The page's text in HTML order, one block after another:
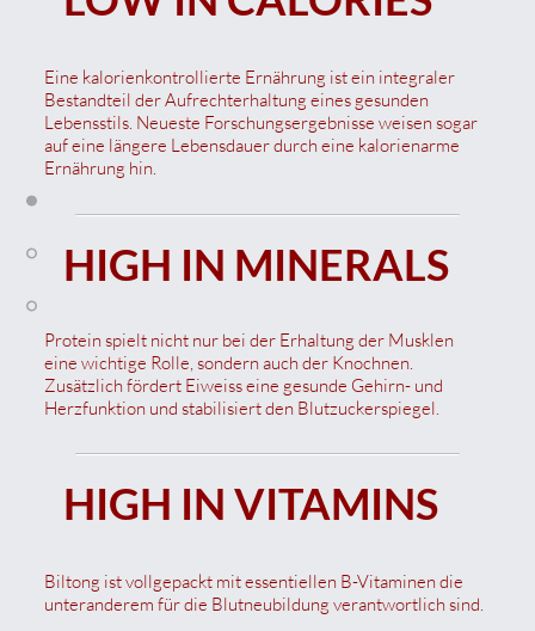
Eine kalorienkontrollierte Ernährung ist ein integraler
Bestandteil der Aufrechterhaltung eines gesunden
Lebensstils. Neueste Forschungsergebnisse weisen sogar
auf eine längere Lebensdauer durch eine kalorienarme
Ernährung hin.
HIGH IN MINERALS
Protein spielt nicht nur bei der Erhaltung der Musklen
eine wichtige Rolle, sondern auch der Knochnen.
Zusätzlich fördert Eiweiss eine gesunde Gehirn- und
Herzfunktion und stabilisiert den Blutzuckerspiegel.
HIGH IN VITAMINS
Biltong ist vollgepackt mit essentiellen B-Vitaminen die
unteranderem für die Blutneubildung verantwortlich sind.
inkl. MwSt.
Versand / Shipping